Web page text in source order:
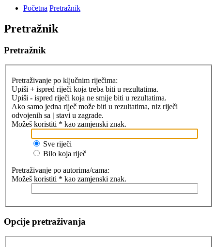
Početna Pretražnik
Pretražnik
Pretražnik
Pretraživanje po ključnim riječima:
Upiši + ispred riječi koja treba biti u rezultatima.
Upiši - ispred riječi koja ne smije biti u rezultatima.
Ako samo jedna riječ može biti u rezultatima, niz riječi
odvojenih sa | stavi u zagrade.
Možeš koristiti * kao zamjenski znak.
Sve riječi
Bilo koja riječ
Pretraživanje po autorima/cama:
Možeš koristiti * kao zamjenski znak.
Opcije pretraživanja